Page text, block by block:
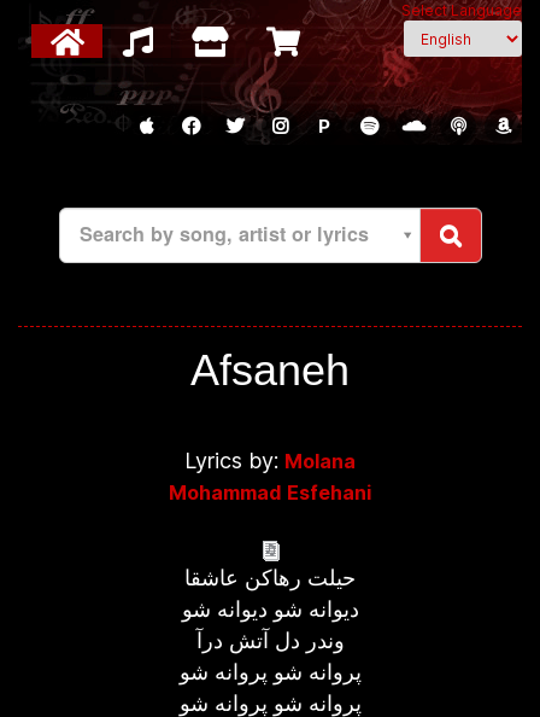
Select Language
P
Search by song, artist or lyrics
Afsaneh
Lyrics by: Molana
Mohammad Esfehani
حیلت رهاکن عاشقا
دیوانه شو دیوانه شو
وندر دل آتش درآ
پروانه شو پروانه شو
پروانه شو پروانه شو